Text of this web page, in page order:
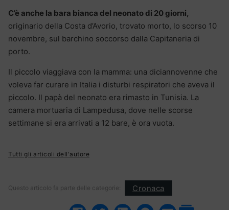
C’è anche la bara bianca del neonato di 20 giorni,
originario della Costa d’Avorio, trovato morto, lo scorso 10
novembre, sul barchino soccorso dalla Capitaneria di
porto.
Il piccolo viaggiava con la mamma: una diciannovenne che
voleva far curare in Italia i disturbi respiratori che aveva il
piccolo. Il papà del neonato era rimasto in Tunisia. La
camera mortuaria di Lampedusa, dove nelle scorse
settimane si era arrivati a 12 bare, è ora vuota.
Tutti gli articoli dell'autore
Questo articolo fa parte delle categorie: Cronaca